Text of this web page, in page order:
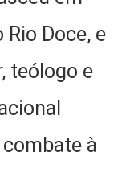
Rio Doce, e
teólogo e
à